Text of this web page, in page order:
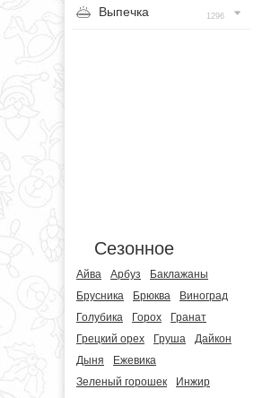
Выпечка 1296
Сезонное
Айва Арбуз
Баклажаны
Брусника
Брюква
Виноград
Голубика
Горох
Гранат
Грецкий орех
Груша
Дайкон
Дыня
Ежевика
Зеленый горошек
Инжир